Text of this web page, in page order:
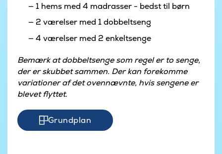
1 hems med 4 madrasser - bedst til børn
2 værelser med 1 dobbeltseng
4 værelser med 2 enkeltsenge
Bemærk at dobbeltsenge som regel er to senge,
der er skubbet sammen. Der kan forekomme
variationer af det ovennævnte, hvis sengene er
blevet flyttet.
Grundplan